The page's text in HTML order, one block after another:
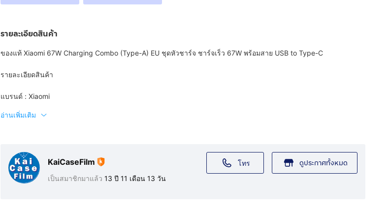
รายละเอียดสินค้า
ของแท้ Xiaomi 67W Charging Combo (Type-A) EU ชุดหัวชาร์จ ชาร์จเร็ว 67W พร้อมสาย USB to Type-C
รายละเอียดสินค้า
แบรนด์ : Xiaomi
อ่านเพิ่มเติม
KaiCaseFilm
เป็นสมาชิกมาแล้ว 13 ปี 11 เดือน 13 วัน
โทร ดูประกาศทั้งหมด